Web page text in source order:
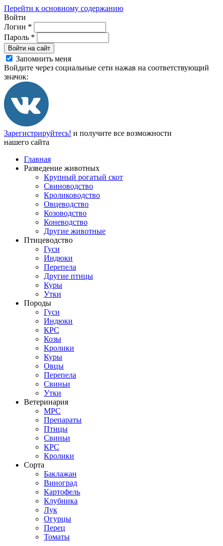
Перейти к основному содержанию
Войти
Логин *
Пароль *
Войти на сайт
Запомнить меня
Войдите через социальные сети нажав на соответствующий
значок:
Зарегистрируйтесь! и получите все возможности
нашего сайта
Главная
Разведение животных
Крупный рогатый скот
Свиноводство
Кролиководство
Овцеводство
Козоводство
Коневодство
Другие животные
Птицеводство
Гуси
Индюки
Перепела
Другие птицы
Куры
Утки
Породы
Гуси
Индюки
КРС
Козы
Кролики
Куры
Овцы
Перепела
Свиньи
Утки
Ветеринария
МРС
Препараты
Птицы
Свиньи
КРС
Кролики
Сорта
Баклажан
Виноград
Картофель
Клубника
Лук
Огурцы
Перец
Томаты